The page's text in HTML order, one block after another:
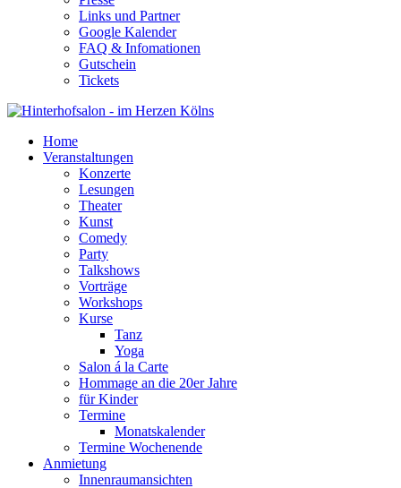
Links und Partner
Google Kalender
FAQ & Infomationen
Gutschein
Tickets
Home
Veranstaltungen
Konzerte
Lesungen
Theater
Kunst
Comedy
Party
Talkshows
Vorträge
Workshops
Kurse
Tanz
Yoga
Salon á la Carte
Hommage an die 20er Jahre
für Kinder
Termine
Monatskalender
Termine Wochenende
Anmietung
Innenraumansichten